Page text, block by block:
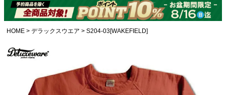
HOME デラックスウエア S204-03[WAKEFIELD]